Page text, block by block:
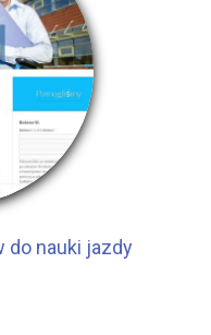
do nauki jazdy